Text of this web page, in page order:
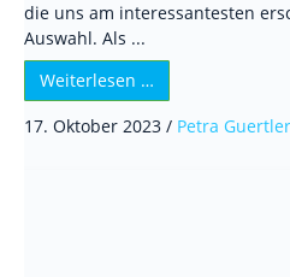
die uns am interessantesten
Auswahl. Als ...
Weiterlesen …
17. Oktober 2023 / Petra Guertler